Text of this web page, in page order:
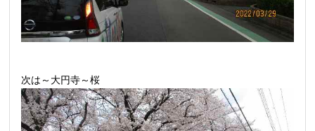
次は～大円寺～桜